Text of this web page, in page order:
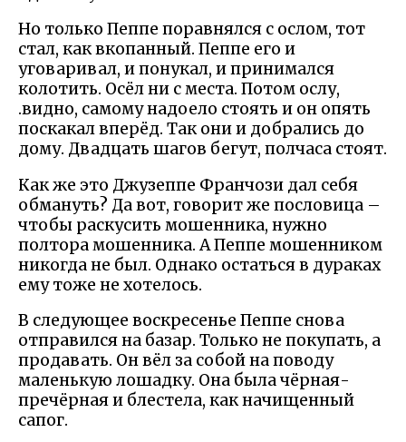
Но только Пеппе поравнялся с ослом, тот
стал, как вкопанный. Пеппе его и
уговаривал, и понукал, и принимался
колотить. Осёл ни с места. Потом ослу,
.видно, самому надоело стоять и он опять
поскакал вперёд. Так они и добрались до
дому. Двадцать шагов бегут, полчаса стоят.
Как же это Джузеппе Франчози дал себя
обмануть? Да вот, говорит же пословица –
чтобы раскусить мошенника, нужно
полтора мошенника. А Пеппе мошенником
никогда не был. Однако остаться в дураках
ему тоже не хотелось.
В следующее воскресенье Пеппе снова
отправился на базар. Только не покупать, а
продавать. Он вёл за собой на поводу
маленькую лошадку. Она была чёрная-
пречёрная и блестела, как начищенный
сапог.